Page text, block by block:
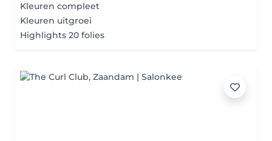
Kleuren compleet
Kleuren uitgroei
Highlights 20 folies